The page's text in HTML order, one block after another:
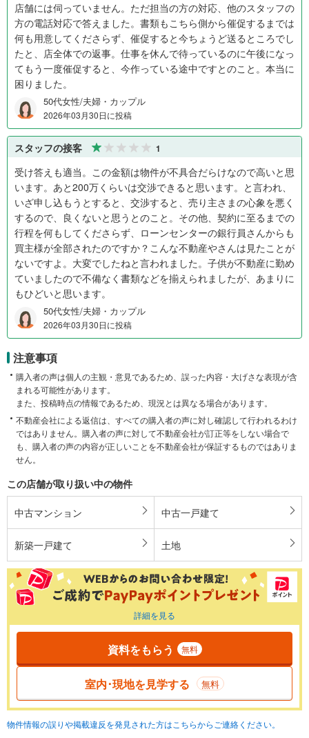
店舗には伺っていません。ただ担当の方の対応、他のスタッフの
方の電話対応で答えました。書類もこちら側から催促するまでは
何も用意してくださらず、催促すると今ちょうど送るところでし
たと、店全体での返事。仕事を休んで待っているのに午後になっ
てもう一度催促すると、今作っている途中ですとのこと。本当に
困りました。
50代女性/夫婦・カップル
2026年03月30日に投稿
スタッフの接客 1
受け答えも適当。この金額は物件が不具合だらけなので高いと思
います。あと200万くらいは交渉できると思います。と言われ、
いざ申し込もうとすると、交渉すると、売り主さまの心象を悪く
するので、良くないと思うとのこと。その他、契約に至るまでの
行程を何もしてくださらず、ローンセンターの銀行員さんからも
買主様が全部されたのですか？こんな不動産やさんは見たことが
ないですよ。大変でしたねと言われました。子供が不動産に勤め
ていましたので不備なく書類などを揃えられましたが、あまりに
もひどいと思います。
50代女性/夫婦・カップル
2026年03月30日に投稿
注意事項
購入者の声は個人の主観・意見であるため、誤った内容・大げさな表現が含
まれる可能性があります。
また、投稿時点の情報であるため、現況とは異なる場合があります。
不動産会社による返信は、すべての購入者の声に対し確認して行われるわけ
ではありません。購入者の声に対して不動産会社が訂正等をしない場合で
も、購入者の声の内容が正しいことを不動産会社が保証するものではありま
せん。
この店舗が取り扱い中の物件
中古マンション 中古一戸建て
新築一戸建て 土地
詳細を見る
資料をもらう 無料
室内･現地を見学する 無料
物件情報の誤りや掲載違反を発見された方はこちらからご連絡ください。